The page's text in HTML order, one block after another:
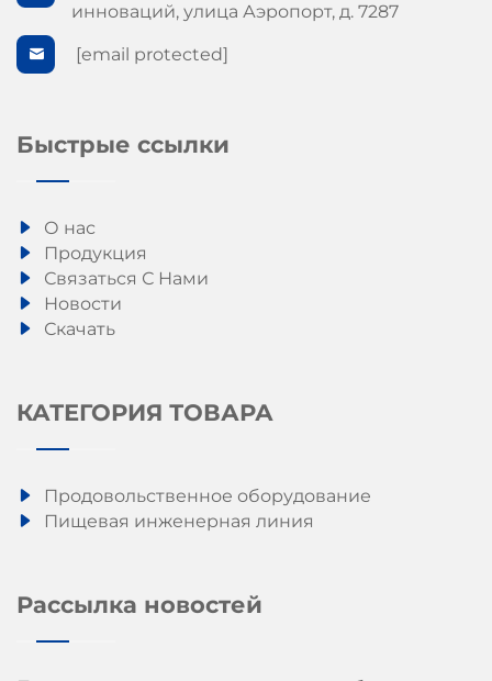
инноваций, улица Аэропорт, д. 7287
[email protected]
Быстрые ссылки
О нас
Продукция
Связаться С Нами
Новости
Скачать
КАТЕГОРИЯ ТОВАРА
Продовольственное оборудование
Пищевая инженерная линия
Рассылка новостей